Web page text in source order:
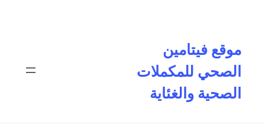
موقع فيتامين
الصحي للمكملات
الصحية والغئاية